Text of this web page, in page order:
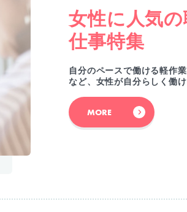
女性に人気
仕事特集
自分のペースで働ける軽作
など、女性が自分らしく働
MORE